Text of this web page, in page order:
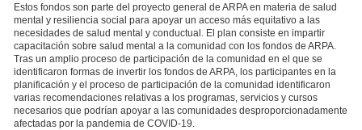
Estos fondos son parte del proyecto general de ARPA en materia de salud
mental y resiliencia social para apoyar un acceso más equitativo a las
necesidades de salud mental y conductual. El plan consiste en impartir
capacitación sobre salud mental a la comunidad con los fondos de ARPA.
Tras un amplio proceso de participación de la comunidad en el que se
identificaron formas de invertir los fondos de ARPA, los participantes en la
planificación y el proceso de participación de la comunidad identificaron
varias recomendaciones relativas a los programas, servicios y cursos
necesarios que podrían apoyar a las comunidades desproporcionadamente
afectadas por la pandemia de COVID-19.